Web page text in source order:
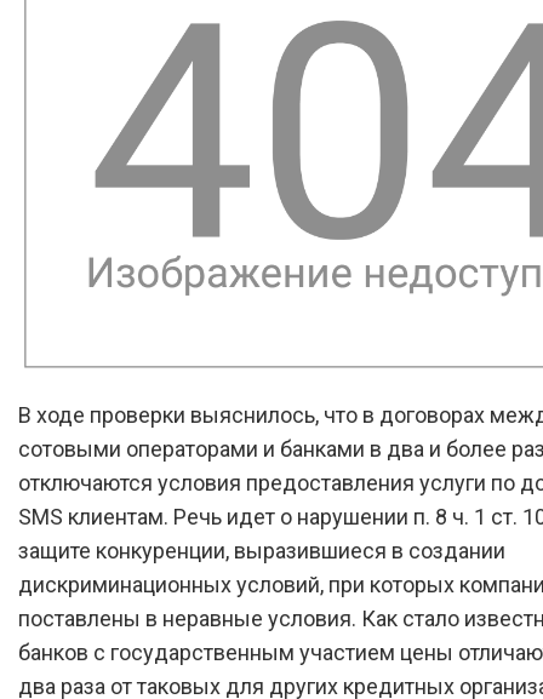
В ходе проверки выяснилось, что в договорах
сотовыми операторами и банками в два и более
отключаются условия предоставления услуги по
SMS клиентам. Речь идет о нарушении п. 8 ч. 1 ст.
защите конкуренции, выразившиеся в создании
дискриминационных условий, при которых
поставлены в неравные условия. Как стало
банков с государственным участием цены
два раза от таковых для других кредитных